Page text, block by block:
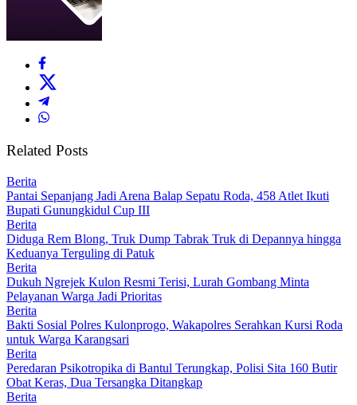
Related Posts
Berita
Pantai Sepanjang Jadi Arena Balap Sepatu Roda, 458 Atlet Ikuti
Bupati Gunungkidul Cup III
Berita
Diduga Rem Blong, Truk Dump Tabrak Truk di Depannya hingga
Keduanya Terguling di Patuk
Berita
Dukuh Ngrejek Kulon Resmi Terisi, Lurah Gombang Minta
Pelayanan Warga Jadi Prioritas
Berita
Bakti Sosial Polres Kulonprogo, Wakapolres Serahkan Kursi Roda
untuk Warga Karangsari
Berita
Peredaran Psikotropika di Bantul Terungkap, Polisi Sita 160 Butir
Obat Keras, Dua Tersangka Ditangkap
Berita